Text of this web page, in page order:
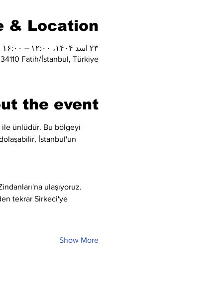
& Location
۲۳ اسد ۱۴۰۴، ۱۲:۰۰ – ۱۶:۰۰
Fatih/İstanbul, Türkiye
the event
ile ünlüdür. Bu bölgeyi
İstanbul'un
ulaşıyoruz.
tekrar Sirkeci'ye
Show More